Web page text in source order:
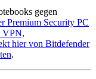
gegen
Premium Security PC
VPN,
hier von Bitdefender
.